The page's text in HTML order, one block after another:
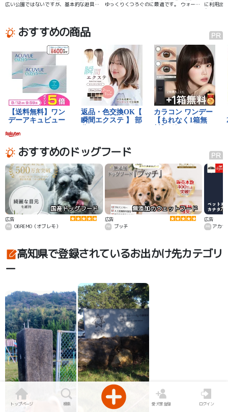
広い公園ではないですが、基本的な遊具は
ゆっくりくつろぐのに最適です。 ウォーキ
に利用出
動かせま
おすすめの商品
おすすめのドッグフード
国産ドッグフード
広告
OBREMO（オブレモ）
無添加のウェットフード
広告
ブッチ
カ
広告
アカ
高知県で登録されているお出かけ先カテゴリ
ー
トップページ 検索 愛犬家登録 ログイン